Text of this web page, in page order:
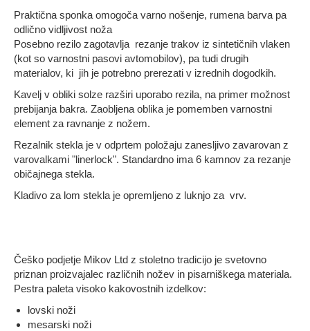
Praktična sponka omogoča varno nošenje, rumena barva pa
odlično vidljivost noža
Posebno rezilo zagotavlja rezanje trakov iz sintetičnih vlaken
(kot so varnostni pasovi avtomobilov), pa tudi drugih
materialov, ki jih je potrebno prerezati v izrednih dogodkih.
Kavelj v obliki solze razširi uporabo rezila, na primer možnost
prebijanja bakra. Zaobljena oblika je pomemben varnostni
element za ravnanje z nožem.
Rezalnik stekla je v odprtem položaju zanesljivo zavarovan z
varovalkami "linerlock". Standardno ima 6 kamnov za rezanje
običajnega stekla.
Kladivo za lom stekla je opremljeno z luknjo za vrv.
Češko podjetje Mikov Ltd z stoletno tradicijo je svetovno
priznan proizvajalec različnih nožev in pisarniškega materiala.
Pestra paleta visoko kakovostnih izdelkov:
lovski noži
mesarski noži